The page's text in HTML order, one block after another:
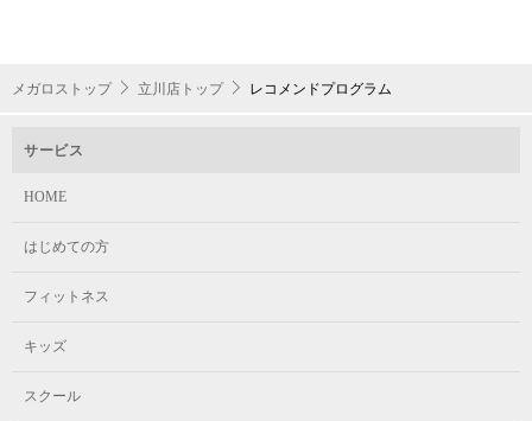
メガロストップ 立川店トップ レコメンドプログラム
サービス
HOME
はじめての方
フィットネス
キッズ
スクール